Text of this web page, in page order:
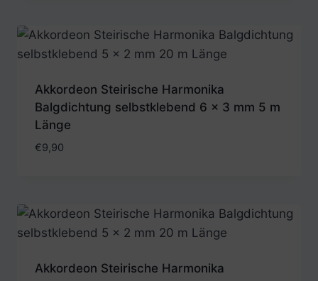
Akkordeon Steirische Harmonika
Balgdichtung selbstklebend 6 x 3 mm 5 m
Länge
€9,90
Akkordeon Steirische Harmonika